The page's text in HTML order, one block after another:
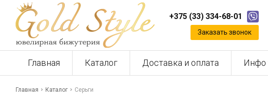
+375 (33) 334-68-01
Заказать звонок
Главная Каталог Доставка и оплата Инфо
Главная Каталог Серьги